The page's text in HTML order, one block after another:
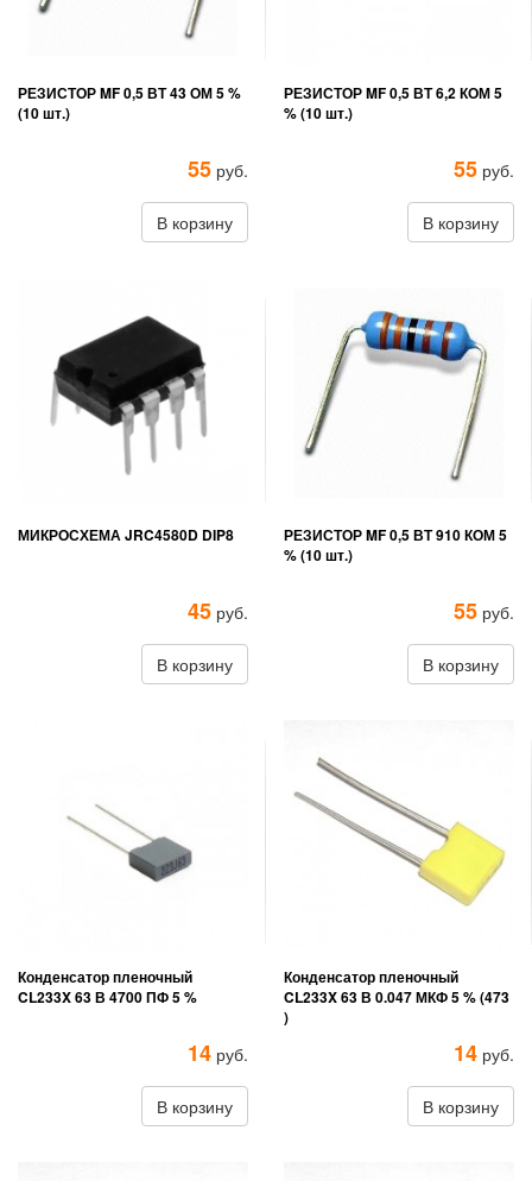
РЕЗИСТОР MF 0,5 ВТ 43 ОМ 5 %
(10 шт.)
55 руб.
В корзину
РЕЗИСТОР MF 0,5 ВТ 6,2 КОМ 5
% (10 шт.)
55 руб.
В корзину
МИКРОСХЕМА JRC4580D DIP8
45 руб.
В корзину
РЕЗИСТОР MF 0,5 ВТ 910 КОМ 5
% (10 шт.)
55 руб.
В корзину
Конденсатор пленочный
CL233X 63 В 4700 ПФ 5 %
14 руб.
В корзину
Конденсатор пленочный
CL233X 63 В 0.047 МКФ 5 % (473
)
14 руб.
В корзину